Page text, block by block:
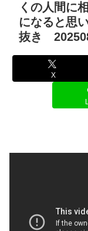
くの人間に
になると思
抜き
X